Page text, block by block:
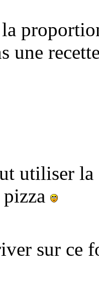
une
utiliser
pizza
sur ce